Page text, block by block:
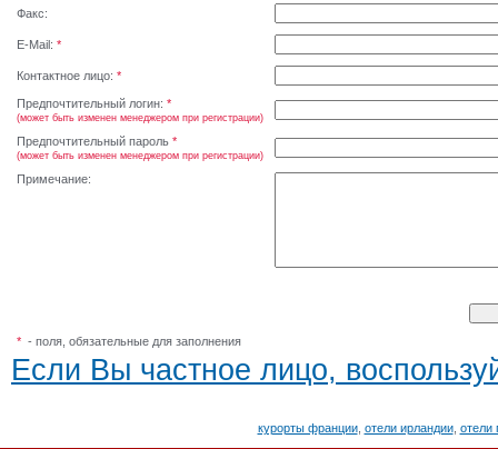
Факс:
E-Mail: *
Контактное лицо: *
Предпочтительный логин: *
(может быть изменен менеджером при регистрации)
Предпочтительный пароль *
(может быть изменен менеджером при регистрации)
Примечание:
* - поля, обязательные для заполнения
Если Вы частное лицо,
курорты франции, отели ирландии, отели